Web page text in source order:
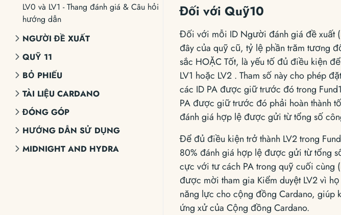
LV0 và LV1 - Thang đánh giá & Câu hỏi
hướng dẫn
NGƯỜI ĐỀ XUẤT
QUỸ 11
BỎ PHIẾU
TÀI LIỆU CARDANO
ĐÓNG GÓP
HƯỚNG DẪN SỬ DỤNG
MIDNIGHT AND HYDRA
Đối với Quỹ10
Đối với mỗi ID Người đánh giá đề xuất
đây của quỹ cũ, tỷ lệ phần trăm tương
sắc HOẶC Tốt, là yếu tố đủ điều kiện
LV1 hoặc LV2 . Tham số này cho phép
các ID PA được giữ trước đó trong
PA được giữ trước đó phải hoàn thành
đánh giá hợp lệ được gửi từ tổng số
Để đủ điều kiện trở thành LV2 trong
80% đánh giá hợp lệ được gửi từ tổng
cực với tư cách PA trong quỹ cuối cùng
được mời tham gia Kiểm duyệt LV2 vì
năng lực cho cộng đồng Cardano, giúp
ứng xử của Cộng đồng Cardano.